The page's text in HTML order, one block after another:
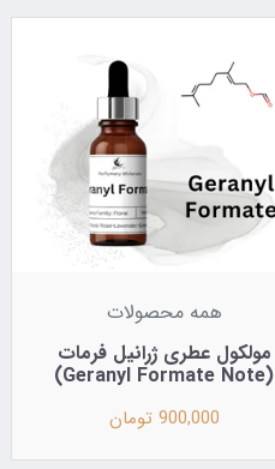
همه محصولات
مولکول عطری ژرانیل فرمات
(Geranyl Formate Note)
900,000 تومان